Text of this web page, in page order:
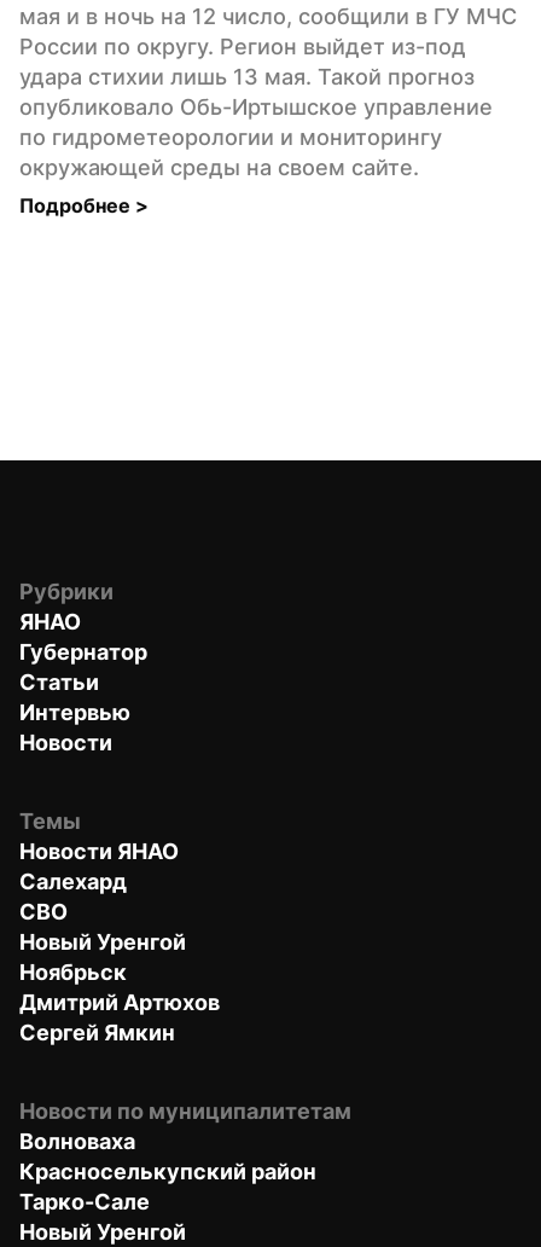
мая и в ночь на 12 число, сообщили в ГУ МЧС
России по округу. Регион выйдет из-под
удара стихии лишь 13 мая. Такой прогноз
опубликовало Обь-Иртышское управление
по гидрометеорологии и мониторингу
окружающей среды на своем сайте.
Подробнее >
Рубрики
ЯНАО
Губернатор
Статьи
Интервью
Новости
Темы
Новости ЯНАО
Салехард
СВО
Новый Уренгой
Ноябрьск
Дмитрий Артюхов
Сергей Ямкин
Новости по муниципалитетам
Волноваха
Красноселькупский район
Тарко-Сале
Новый Уренгой